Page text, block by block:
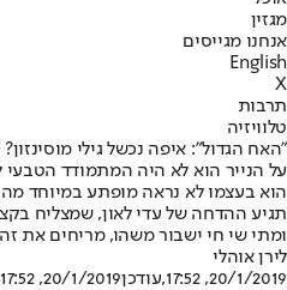
מגזין
אנחנו מגייסים
English
X
תרבות
טלוויזיה
"האח הגדול": איפה נכשל גילי מוסינזון?
על הנייר הוא לא היה המתמודד הטבעי
הוא בעצמו לא נראה מופתע במיוחד
תגיע ההדחה של עדי לאון, שמצליח
ומתי שי חי ישבור משהו, מריחים את
לירן אוהלי
20/1/2019, 17:52
,עודכן20/1/2019, 17:52